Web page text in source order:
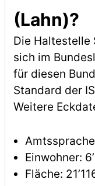
(Lahn)?
Die Haltestelle
sich im
für diesen
Standard der
Weitere
Einwohner:
Fläche: